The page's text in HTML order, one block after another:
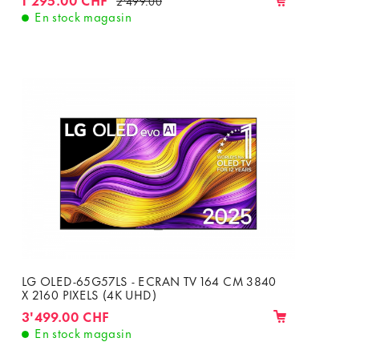
En stock magasin
LG OLED-65G57LS - ECRAN TV 164 CM 3840
X 2160 PIXELS (4K UHD)
3'499.00 CHF
En stock magasin